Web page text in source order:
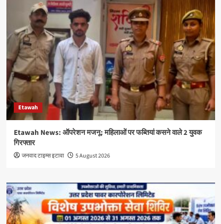
Etawah
Etawah News: ऑपरेशन मजनू: महिलाओं पर फब्तियां कसने वाले 2 युवक
गिरफ्तार
जनवाद टाइम्स इटावा 5 August 2026